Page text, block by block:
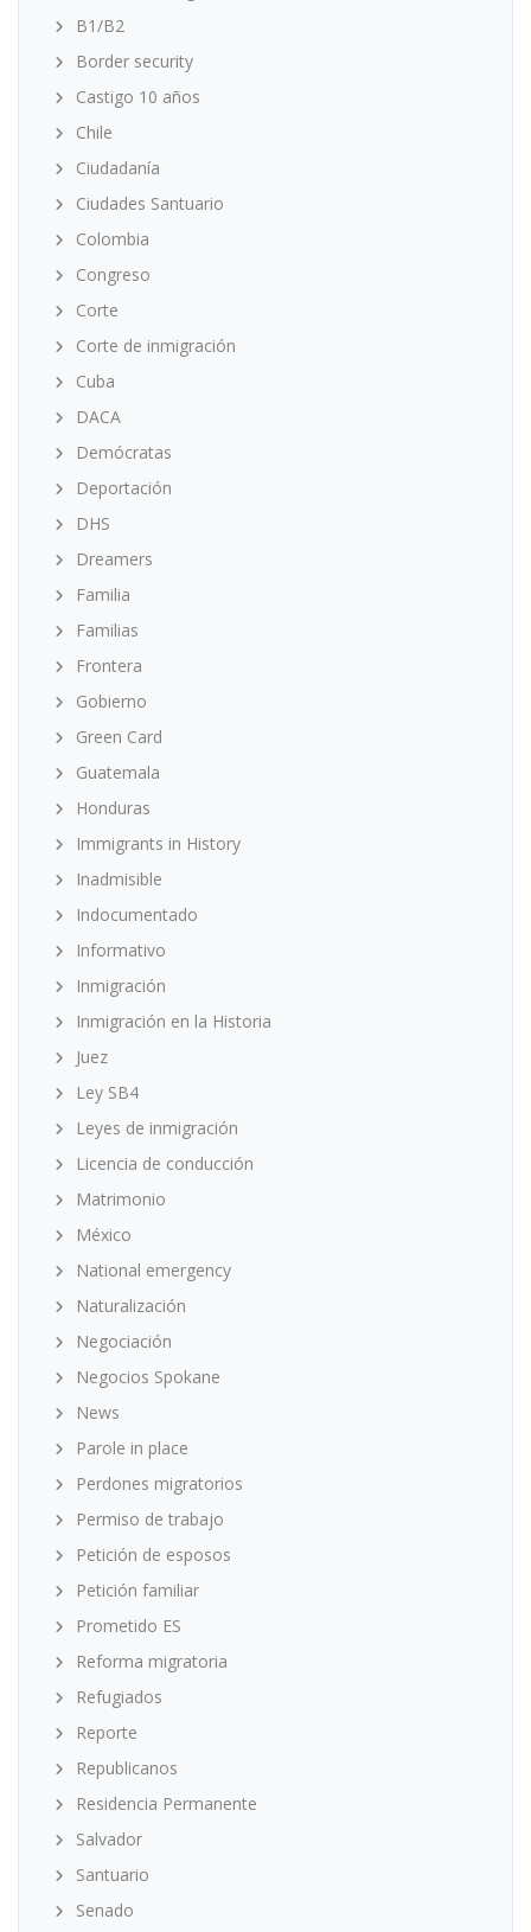
B1/B2
Border security
Castigo 10 años
Chile
Ciudadanía
Ciudades Santuario
Colombia
Congreso
Corte
Corte de inmigración
Cuba
DACA
Demócratas
Deportación
DHS
Dreamers
Familia
Familias
Frontera
Gobierno
Green Card
Guatemala
Honduras
Immigrants in History
Inadmisible
Indocumentado
Informativo
Inmigración
Inmigración en la Historia
Juez
Ley SB4
Leyes de inmigración
Licencia de conducción
Matrimonio
México
National emergency
Naturalización
Negociación
Negocios Spokane
News
Parole in place
Perdones migratorios
Permiso de trabajo
Petición de esposos
Petición familiar
Prometido ES
Reforma migratoria
Refugiados
Reporte
Republicanos
Residencia Permanente
Salvador
Santuario
Senado